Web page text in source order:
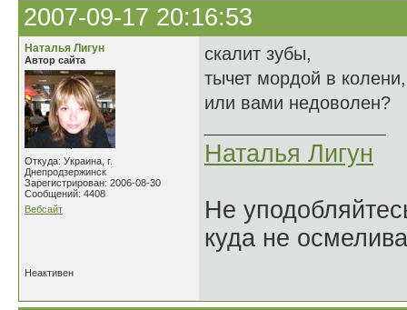
2007-09-17 20:16:53
Наталья Лигун
Автор сайта
Откуда: Украина, г.
Днепродзержинск
Зарегистрирован: 2006-08-30
Сообщений: 4408
Вебсайт
скалит зубы,
тычет мордой в
или вами недоволен?
Наталья Лигун
Не
куда не
Неактивен